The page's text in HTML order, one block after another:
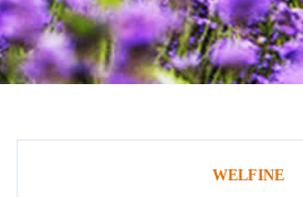
WELFINE